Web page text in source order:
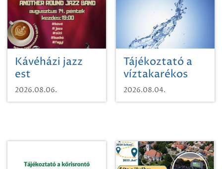
Kávéházi jazz
est
2026.08.06.
Tájékoztató a
víztakarékos
vízhasználatról
2026.08.04.